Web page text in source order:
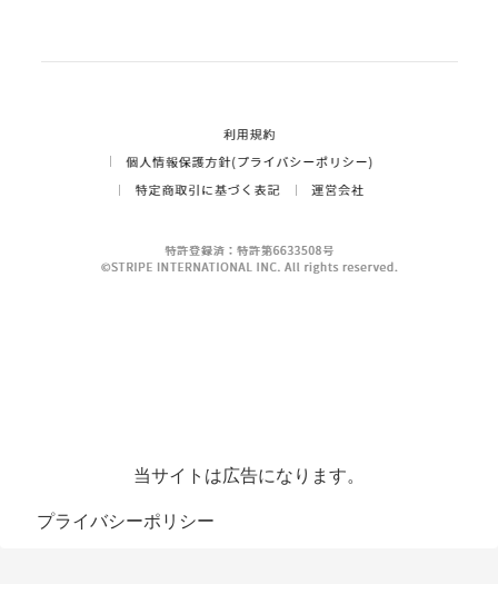
当サイトは広告になります。
プライバシーポリシー